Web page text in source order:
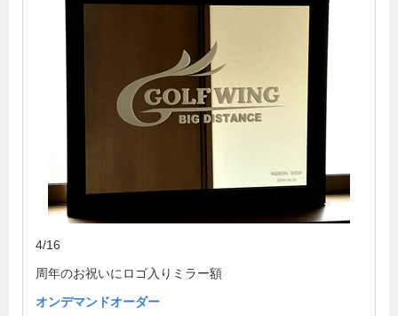
4/16
周年のお祝いにロゴ入りミラー額
オンデマンドオーダー